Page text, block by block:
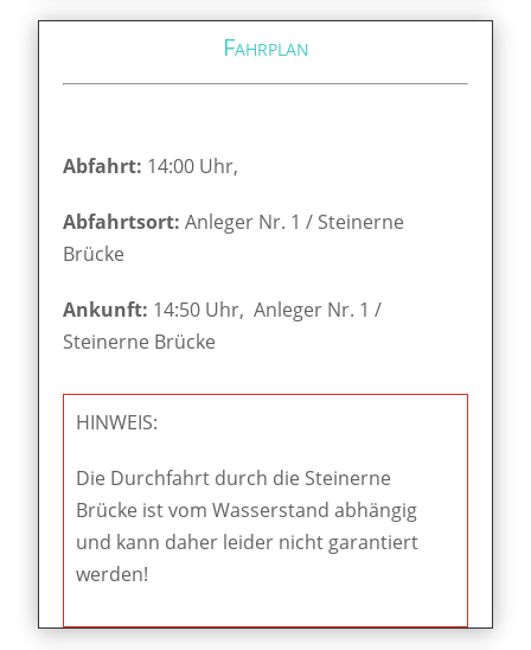
Fahrplan
Abfahrt: 14:00 Uhr,
Abfahrtsort:Anleger Nr. 1 / Steinerne
Brücke
Ankunft: 14:50 Uhr, Anleger Nr. 1 /
Steinerne Brücke
HINWEIS:
Die Durchfahrt durch die Steinerne
Brücke ist vom Wasserstand abhängig
und kann daher leider nicht garantiert
werden!